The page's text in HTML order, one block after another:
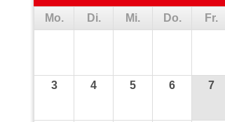
Mo. Di. Mi. Do. Fr.
3 4 5 6 7